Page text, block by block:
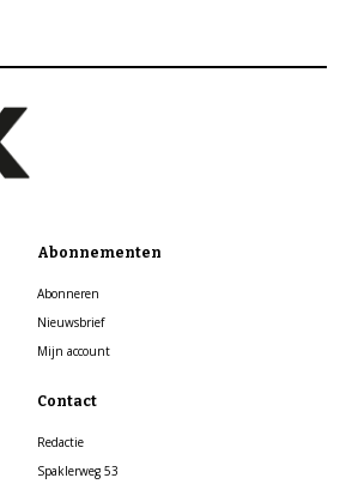
Abonnementen
Abonneren
Nieuwsbrief
Mijn account
Contact
Redactie
Spaklerweg 53